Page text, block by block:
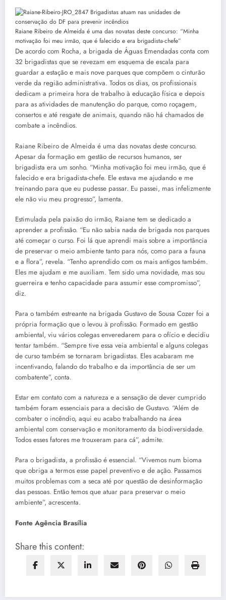
Raiane Ribeiro de Almeida é uma das novatas deste concurso: “Minha
motivação foi meu irmão, que é falecido e era brigadista-chefe”
De acordo com Rocha, a brigada de Águas Emendadas conta com
32 brigadistas que se revezam em esquema de escala para
guardar a estação e mais nove parques que compõem o cinturão
verde da região administrativa. Todos os dias, os profissionais
dedicam a primeira hora de trabalho à educação física e depois
para as atividades de manutenção do parque, como roçagem,
consertos e até resgate de animais, quando não há chamados de
combate a incêndios.
Raiane Ribeiro de Almeida é uma das novatas deste concurso.
Apesar da formação em gestão de recursos humanos, ser
brigadista era um sonho. “Minha motivação foi meu irmão, que é
falecido e era brigadista-chefe. Ele estava me ajudando e me
treinando para que eu pudesse passar. Eu passei, mas infelizmente
ele não viu meu progresso”, lamenta.
Estimulada pela paixão do irmão, Raiane tem se dedicado a
aprender a profissão. “Eu não sabia nada de brigada nos parques
até começar o curso. Foi lá que aprendi mais sobre a importância
de preservar o meio ambiente tanto para nós, como para a fauna
e a flora”, revela. “Tenho aprendido com os mais antigos também.
Eles me ajudam e me auxiliam. Tem sido uma novidade, mas sou
guerreira e tenho capacidade para assumir esse compromisso”,
diz.
Para o também estreante na brigada Gustavo de Sousa Cozer foi a
própria formação que o levou à profissão. Formado em gestão
ambiental, viu vários colegas enveredarem para o ofício e decidiu
tentar também. “Sempre tive essa veia ambiental e alguns colegas
de curso também se tornaram brigadistas. Eles acabaram me
incentivando, falando do trabalho e da importância de ser um
combatente”, conta.
Estar em contato com a natureza e a sensação de dever cumprido
também foram essenciais para a decisão de Gustavo. “Além de
combater o incêndio, aqui eu acabo trabalhando na área
ambiental com conservação e monitoramento da biodiversidade.
Todos esses fatores me trouxeram para cá”, admite.
Para o brigadista, a profissão é essencial. “Vivemos num bioma
que obriga a termos esse papel preventivo e de ação. Passamos
muitos problemas com a seca até por questão de desinformação
das pessoas. Então temos que atuar para preservar o meio
ambiente”, acrescenta.​
Fonte Agência Brasília
Share this content: